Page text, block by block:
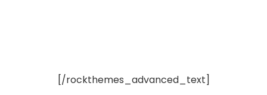
[/rockthemes_advanced_text]